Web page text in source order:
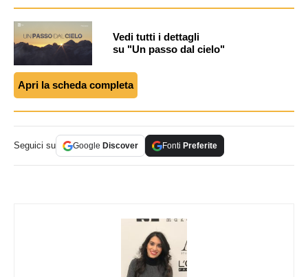
Vedi tutti i dettagli
su "Un passo dal cielo"
Apri la scheda completa
Seguici su Google Discover Fonti Preferite